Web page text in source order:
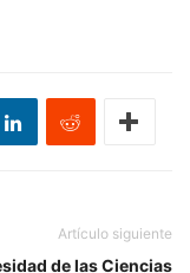
Artículo siguiente
de las Ciencias